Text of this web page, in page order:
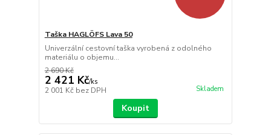
Taška HAGLÖFS Lava 50
Univerzální cestovní taška vyrobená z odolného
materiálu o objemu...
2 690 Kč
2 421 Kč/ks
2 001 Kč bez DPH Skladem
Koupit